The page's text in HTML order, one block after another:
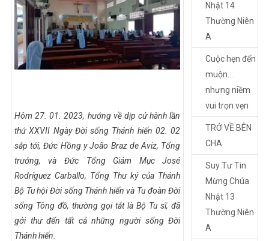
Hôm 27. 01. 2023, hướng về dịp cử hành lần
thứ XXVII Ngày Đời sống Thánh hiến 02. 02
sắp tới, Đức Hồng y João Braz de Aviz, Tổng
trưởng, và Đức Tổng Giám Mục José
Rodríguez Carballo, Tổng Thư ký của Thánh
Bộ Tu hội Đời sống Thánh hiến và Tu đoàn Đời
sống Tông đồ, thường gọi tắt là Bộ Tu sĩ, đã
gởi thư đến tất cả những người sống Đời
Thánh hiến.
Nhật 14
Thường Niên
A
Cuộc hẹn đến
muộn…
nhưng niềm
vui trọn vẹn
TRỞ VỀ BÊN
CHA
Suy Tư Tin
Mừng Chúa
Nhật 13
Thường Niên
A